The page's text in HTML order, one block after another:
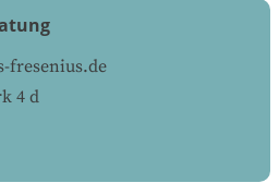
fresenius.de
4 d